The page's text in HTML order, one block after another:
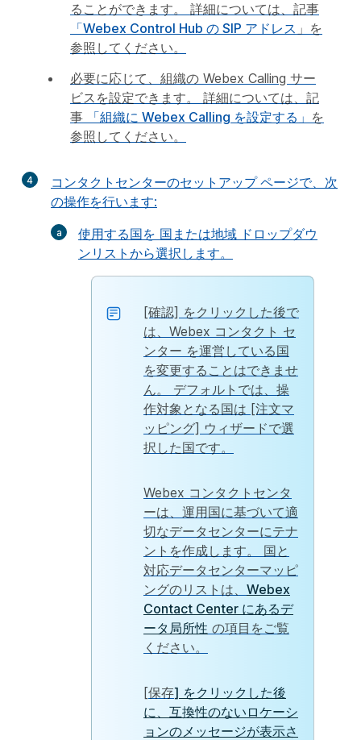
ることができます。 詳細については、記事
「Webex Control Hub の SIP アドレス 」を
参照してください。
必要に応じて、組織の Webex Calling サー
ビスを設定できます。 詳細については、記
事
「組織に Webex Calling を設定する」 を
参照してください。
4 コンタクトセンターのセットアップページで、次
の操作を行います:
使用する国を 国または地域 ドロップダウ
ンリストから選択します。
[確認] をクリックした後で
は、Webex コンタクト セ
ンター を運営している国
を変更することはできませ
ん。 デフォルトでは、操
作対象となる国は [注文マ
ッピング] ウィザードで選
択した国です。
Webex コンタクトセンタ
ーは、運用国に基づいて適
切なデータセンターにテナ
ントを作成します。 国と
対応データセンターマッピ
ングのリストは、 Webex
Contact Center にあるデ
ータ局所性 の項目をご覧
ください。
[保存] をクリックした後
に、互換性のないロケーシ
ョンのメッセージが表示さ